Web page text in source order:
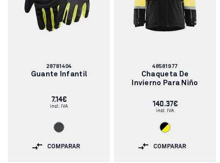
Número
de
artículo:
28781404
Guante Infantil
7.14€
incl. IVA
COMPARAR
Número
artículo:
48581977
Chaqueta De
Invierno Para Niño
140.37€
incl. IVA
COMPARAR